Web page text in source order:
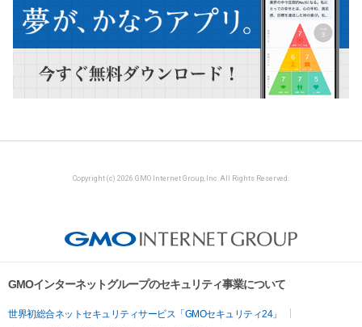
Copyright (c) 2026 GMO Internet Group, Inc. All Rights Reserved.
GMOインターネットグループのセキュリティ事業について
世界初総合ネットセキュリティサービス「GMOセキュリティ24」